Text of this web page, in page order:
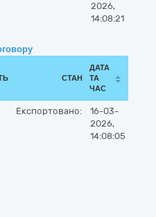
2026,
14:08:21
СТАН
ДАТА
ТА
ЧАС
Експортовано:
16-03-
2026,
14:08:05